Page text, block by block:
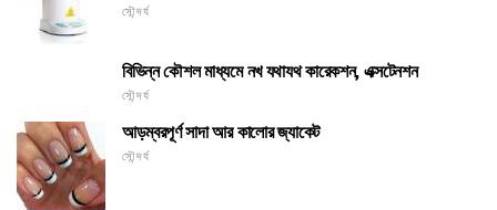
সৌন্দর্য
বিভিন্ন কৌশল মাধ্যমে নখ যথাযথ কারেকশন, এক্সটেনশন
সৌন্দর্য
আড়ম্বরপূর্ণ সাদা আর কালোর জ্যাকেট
সৌন্দর্য